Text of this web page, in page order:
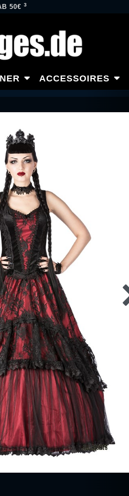
50€ 3
ACCESSOIRES